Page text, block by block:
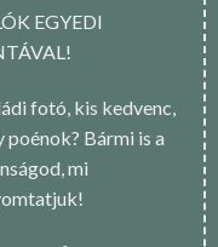
EGYEDI
fotó, kis kedvenc,
poénok? Bármi is a
mi